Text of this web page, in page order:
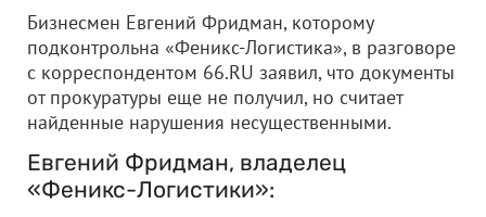
Бизнесмен Евгений Фридман, которому
подконтрольна «Феникс-Логистика», в разговоре
с корреспондентом 66.RU заявил, что документы
от прокуратуры еще не получил, но считает
найденные нарушения несущественными.
Евгений Фридман, владелец
«Феникс-Логистики»: